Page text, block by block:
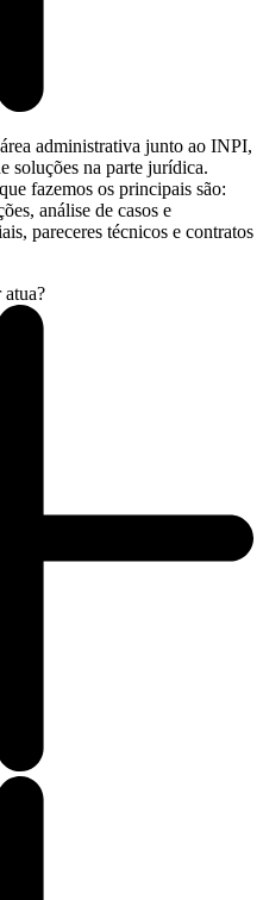
administrativa junto ao INPI,
soluções na parte jurídica.
fazemos os principais são:
análise de casos e
pareceres técnicos e contratos
atua?